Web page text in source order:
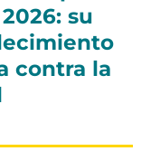
su
contra la